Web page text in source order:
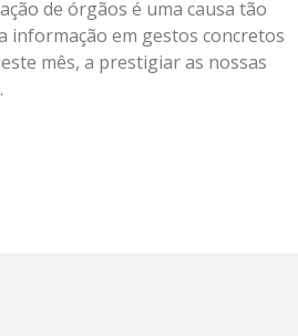
de órgãos é uma causa tão
informação em gestos concretos
mês, a prestigiar as nossas